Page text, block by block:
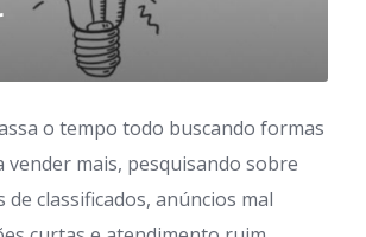
o tempo todo buscando formas
vender mais, pesquisando sobre
de classificados, anúncios mal